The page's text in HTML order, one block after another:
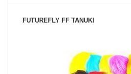
FUTUREFLY FF TANUKI
VOIR LE PRODUIT